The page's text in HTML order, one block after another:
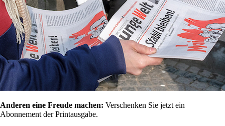
Anderen eine Freude machen: Verschenken Sie jetzt ein
Abonnement der Printausgabe.